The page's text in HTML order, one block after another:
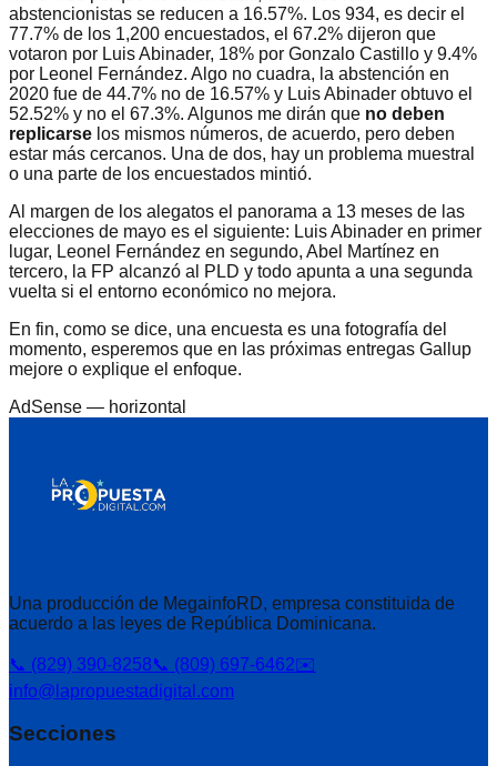
abstencionistas se reducen a 16.57%. Los 934, es decir el
77.7% de los 1,200 encuestados, el 67.2% dijeron que
votaron por Luis Abinader, 18% por Gonzalo Castillo y 9.4%
por Leonel Fernández. Algo no cuadra, la abstención en
2020 fue de 44.7% no de 16.57% y Luis Abinader obtuvo el
52.52% y no el 67.3%. Algunos me dirán que no deben
replicarse los mismos números, de acuerdo, pero deben
estar más cercanos. Una de dos, hay un problema muestral
o una parte de los encuestados mintió.
Al margen de los alegatos el panorama a 13 meses de las
elecciones de mayo es el siguiente: Luis Abinader en primer
lugar, Leonel Fernández en segundo, Abel Martínez en
tercero, la FP alcanzó al PLD y todo apunta a una segunda
vuelta si el entorno económico no mejora.
En fin, como se dice, una encuesta es una fotografía del
momento, esperemos que en las próximas entregas Gallup
mejore o explique el enfoque.
AdSense — horizontal
Una producción de MegainfoRD, empresa constituida de
acuerdo a las leyes de República Dominicana.
📞 (829) 390-8258📞 (809) 697-6462✉️
info@lapropuestadigital.com
Secciones